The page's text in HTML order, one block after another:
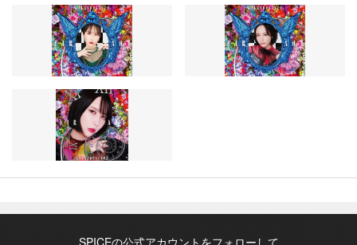
SPICEの公式アカウントをフォローして